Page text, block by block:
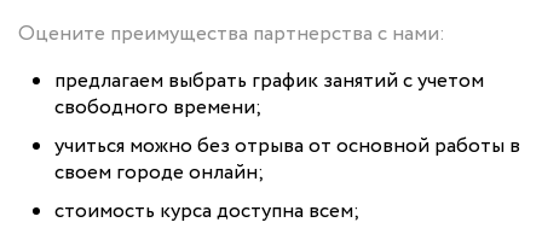
Оцените преимущества партнерства с нами:
предлагаем выбрать график занятий с учетом
свободного времени;
учиться можно без отрыва от основной работы в
своем городе онлайн;
стоимость курса доступна всем;